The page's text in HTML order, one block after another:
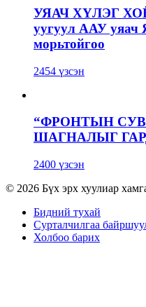
УЯАЧ ХҮЛЭГ
уугуул ААУ уяач
морьтойгоо
2454 үзсэн
“ФРОНТЫН
ШАГНАЛЫГ
2400 үзсэн
© 2026 Бүх эрх хуулиар
Бидний тухай
Сурталчилгаа
Холбоо барих